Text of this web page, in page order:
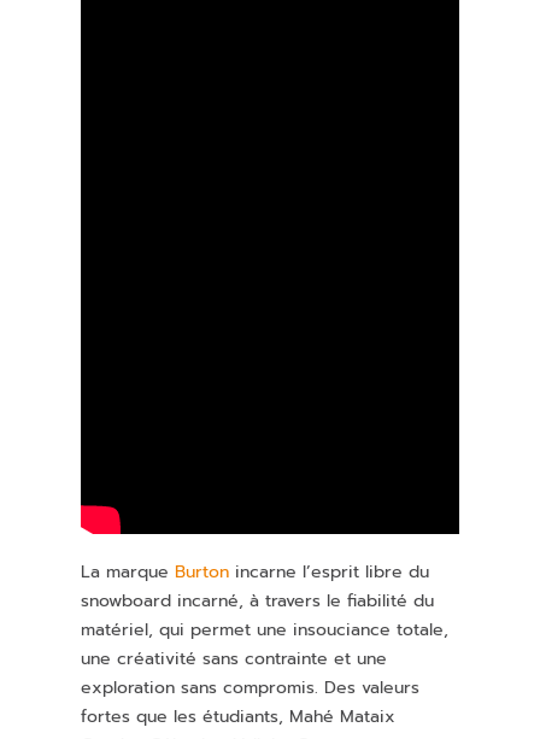
La marqueBurton incarne l’esprit libre du
snowboard incarné, à travers le fiabilité du
matériel, qui permet une insouciance totale,
une créativité sans contrainte et une
exploration sans compromis. Des valeurs
fortes que les étudiants, Mahé Mataix